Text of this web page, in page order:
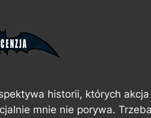
historii, których
mnie nie porywa.